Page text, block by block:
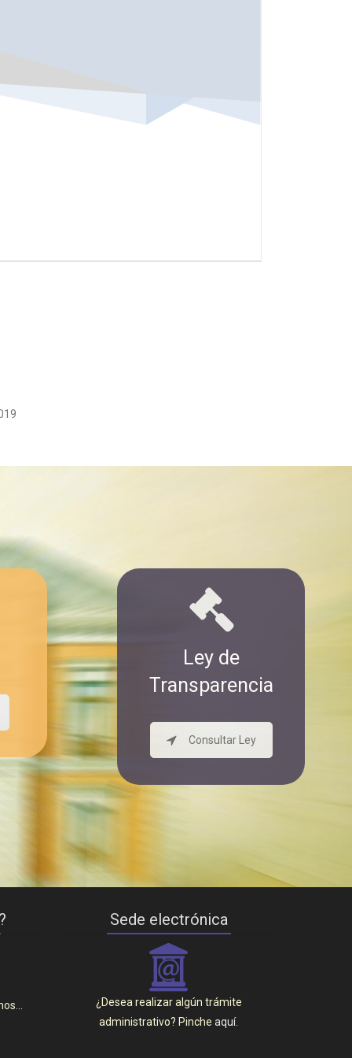
Ley de
Transparencia
Consultar Ley
Sede electrónica
_
¿Desea realizar algún trámite
administrativo? Pincheaquí.